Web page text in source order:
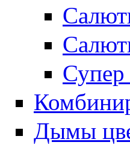
Супер
Дымы